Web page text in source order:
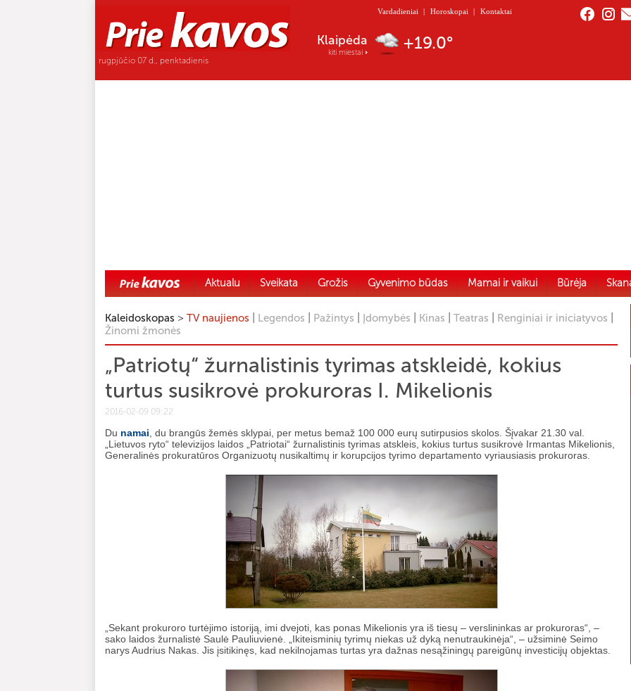
rugpjūčio 07 d., penktadienis
Vardadieniai | Horoskopai | Kontaktai
Nida
kiti miestai +19.1°
Aktualu Sveikata Grožis Gyvenimo būdas Mamai ir vaikui Būrėja
Kaleidoskopas > TV naujienos Legendos Pažintys Įdomybės Kinas Teatras Renginiai ir iniciatyvos
Žinomi žmonės
„Patriotų“ žurnalistinis tyrimas atskleidė, kokius
turtus susikrovė prokuroras I. Mikelionis
2016-02-09 09:22
Du namai , du brangūs žemės sklypai, per metus bemaž 100 000 eurų sutirpusios skolos. Šįvakar 21.30 val.
„Lietuvos ryto“ televizijos laidos „Patriotai“ žurnalistinis tyrimas atskleis, kokius turtus susikrovė Irmantas Mikelionis,
Generalinės prokuratūros Organizuotų nusikaltimų ir korupcijos tyrimo departamento vyriausiasis prokuroras.
„Sekant prokuroro turtėjimo istoriją, imi dvejoti, kas ponas Mikelionis yra iš tiesų – verslininkas ar prokuroras“, –
sako laidos žurnalistė Saulė Pauliuvienė. „Ikiteisminių tyrimų niekas už dyką nenutraukinėja“, – užsiminė Seimo
narys Audrius Nakas. Jis įsitikinęs, kad nekilnojamas turtas yra dažnas nesąžiningų pareigūnų investicijų objektas.